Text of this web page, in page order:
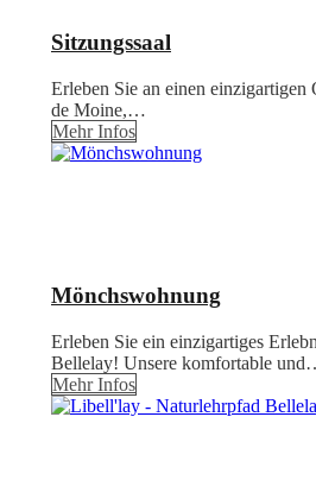
Sitzungssaal
Erleben Sie an einen
de Moine,…
Mehr Infos
Mönchswohnung
Erleben Sie ein einzigartiges
Bellelay! Unsere komfortable
Mehr Infos